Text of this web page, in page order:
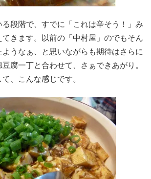
る段階で、すでに「これは辛そう！」み
きます。以前の「中村屋」のでもそん
うなぁ、と思いながらも期待はさらに
腐一丁と合わせて、さぁできあがり。
、こんな感じです。